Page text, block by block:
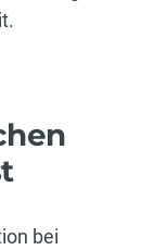
bei